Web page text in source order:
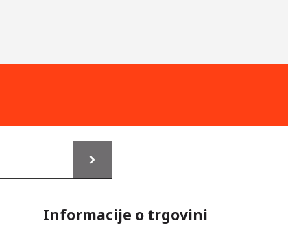
Informacije o trgovini